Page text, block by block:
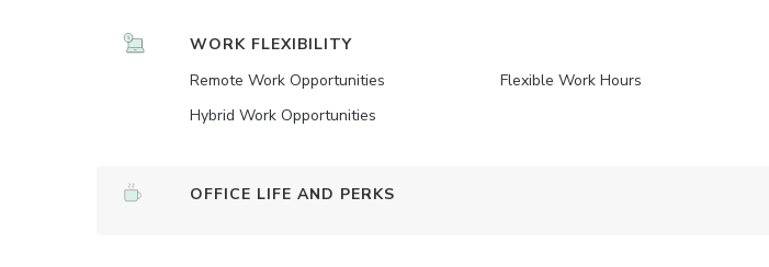
WORK FLEXIBILITY
Remote Work Opportunities
Hybrid Work Opportunities
Flexible Work Hours
OFFICE LIFE AND PERKS